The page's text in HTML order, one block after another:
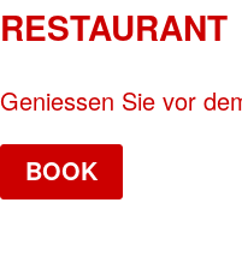
RESTAURANT
Geniessen Sie vor
BOOK